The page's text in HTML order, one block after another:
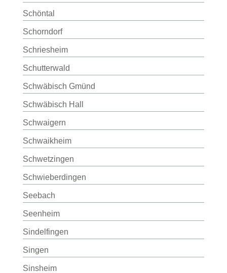
Schöntal
Schorndorf
Schriesheim
Schutterwald
Schwäbisch Gmünd
Schwäbisch Hall
Schwaigern
Schwaikheim
Schwetzingen
Schwieberdingen
Seebach
Seenheim
Sindelfingen
Singen
Sinsheim